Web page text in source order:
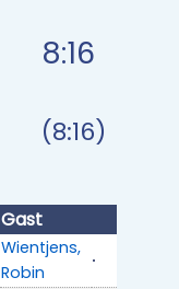
8:16
(8:16)
Gast
Wientjens,
Robin